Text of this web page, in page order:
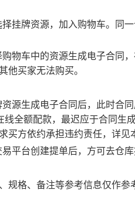
挂牌资源，加入购物车。同
物车中的资源生成电子合同
他买家无法购买。
源生成电子合同后，此时合
线全额配款，最迟应于合同
买方依约承担违约责任，详见
平台创建提单后，方可去仓
规格、备注等参考信息仅作